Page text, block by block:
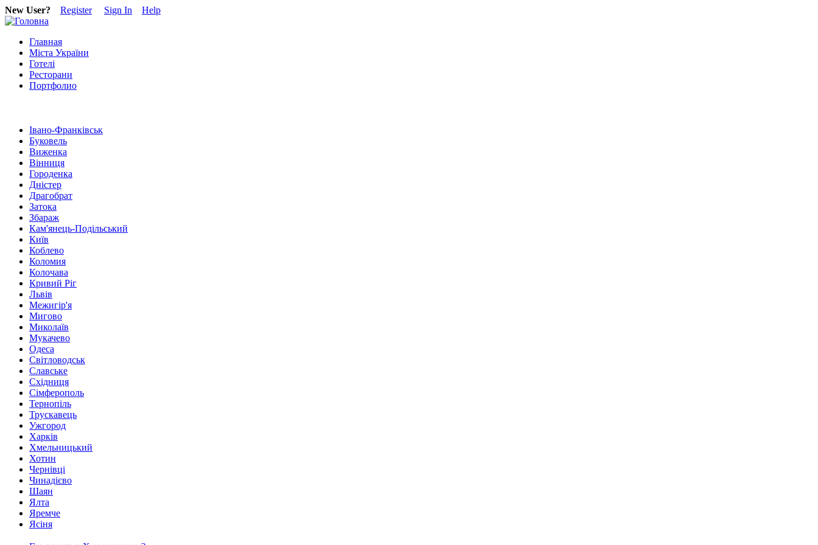
New User? Register Sign In Help
Главная
Міста України
Готелі
Ресторани
Портфолио
Івано-Франківськ
Буковель
Виженка
Вінниця
Городенка
Дністер
Драгобрат
Затока
Збараж
Кам'янець-Подільський
Київ
Коблево
Коломия
Колочава
Кривий Ріг
Львів
Межигір'я
Мигово
Миколаїв
Мукачево
Одеса
Світловодськ
Славське
Східниця
Сімферополь
Тернопіль
Трускавець
Ужгород
Харків
Хмельницький
Хотин
Чернівці
Чинадієво
Шаян
Ялта
Яремче
Ясіня